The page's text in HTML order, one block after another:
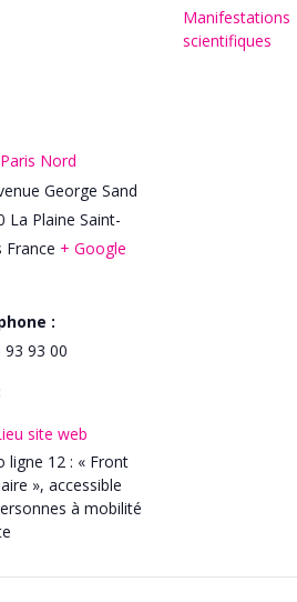
Manifestations
scientifiques
Nord
George Sand
La Plaine Saint-
France + Google
:
93 93 00
site web
ligne 12 : « Front
», accessible
à mobilité